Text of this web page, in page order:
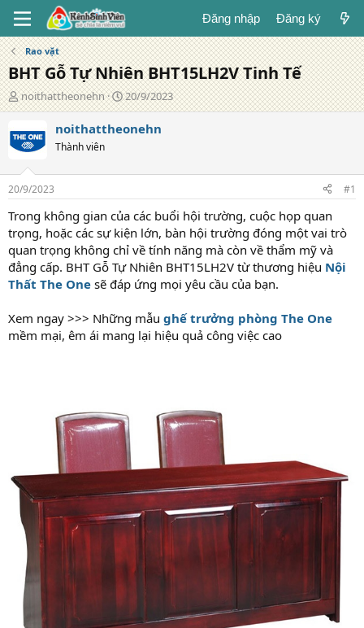
Đăng nhập Đăng ký
Rao vặt
BHT Gỗ Tự Nhiên BHT15LH2V Tinh Tế
T
á
g
i
ả
noithattheonehn
N
g
à
g
20/9/2023
noithattheonehn
Thành viên
20/9/2023 #1
Trong không gian của các buổi hội trường, cuộc họp quan
trọng, hoặc các sự kiện lớn, bàn hội trường đóng một vai trò
quan trọng không chỉ về tính năng mà còn về thẩm mỹ và
đẳng cấp. BHT Gỗ Tự Nhiên BHT15LH2V từ thương hiệu Nội
Thất The One sẽ đáp ứng mọi yêu cầu của bạn.
Xem ngay >>> Những mẫu ghế trưởng phòng The One
mềm mại, êm ái mang lại hiệu quả công việc cao